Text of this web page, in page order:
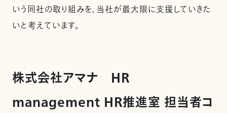
いう同社の取り組みを、当社が最大限に支援していきた
いと考えています。
株式会社アマナ HR
management HR推進室 担当者コ